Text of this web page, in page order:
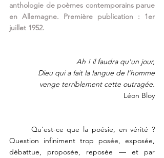
anthologie de poèmes contemporains parue
en Allemagne. Première publication : 1er
juillet 1952.
Ah ! il faudra qu'un jour,
Dieu qui a fait la langue de l'homme
venge terriblement cette outragée.
Léon Bloy
Qu'est-ce que la poésie, en vérité ?
Question infiniment trop posée, exposée,
débattue, proposée, reposée — et par